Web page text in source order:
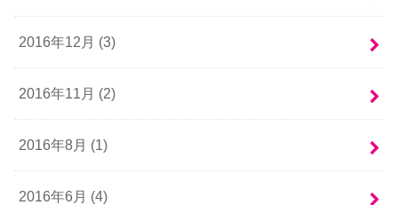
2016年12月 (3)
2016年11月 (2)
2016年8月 (1)
2016年6月 (4)